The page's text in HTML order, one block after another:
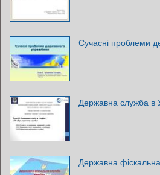
Сучасні проблеми
Державна служба в
Державна